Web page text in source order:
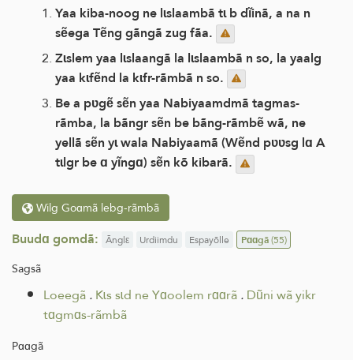
Yaa kiba-noog ne lɩslaambã tɩ b dĩinã, a na n
sẽega Tẽng gãngã zug fãa.
Zɩslem yaa lɩslaangã la lɩslaambã n so, la yaalg
yaa kɩfẽnd la kɩfr-rãmbã n so.
Be a pʋgẽ sẽn yaa Nabiyaamdmã tagmas-
rãmba, la bãngr sẽn be bãng-rãmbẽ wã, ne
yellã sẽn yɩ wala Nabiyaamã (Wẽnd pʋʋsg lɑ A
tɩlgr be ɑ yĩngɑ) sẽn kõ kibarã.
Wilg Goɑmã lebg-rãmbã
Buudɑ gomdã: Ãnglε Urdiimdu Espayõlle Pɑɑgã(55)
Sagsã
Loeegã.Kɩs sɩd ne Yɑoolem rɑɑrã.Dũni wã yikr
tɑgmɑs-rãmbã
Pɑɑgã